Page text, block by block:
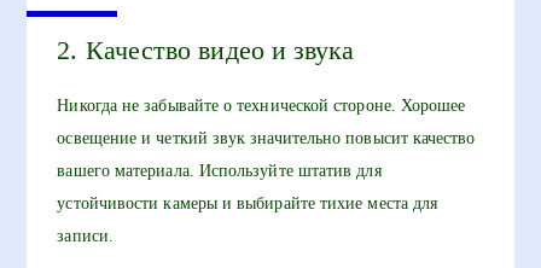
2. Качество видео и звука
Никогда не забывайте о технической стороне. Хорошее
освещение и четкий звук значительно повысит качество
вашего материала. Используйте штатив для
устойчивости камеры и выбирайте тихие места для
записи.